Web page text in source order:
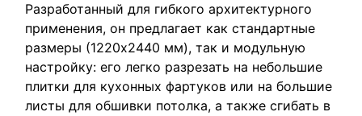
Разработанный для гибкого архитектурного
применения, он предлагает как стандартные
размеры (1220x2440 мм), так и модульную
настройку: его легко разрезать на небольшие
плитки для кухонных фартуков или на большие
листы для обшивки потолка, а также сгибать в